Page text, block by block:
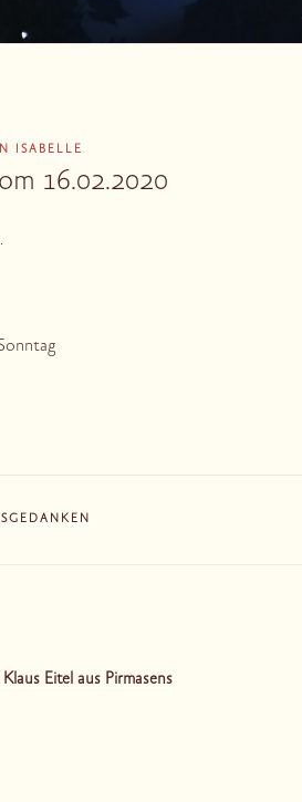
ISABELLE
16.02.2020
Eitel aus Pirmasens